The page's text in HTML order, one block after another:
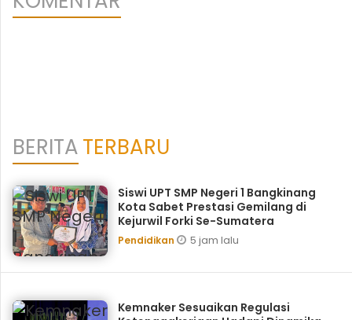
BERITATERBARU
Siswi UPT SMP Negeri 1 Bangkinang
Kota Sabet Prestasi Gemilang di
Kejurwil Forki Se-Sumatera
Pendidikan 5 jam lalu
Kemnaker Sesuaikan Regulasi